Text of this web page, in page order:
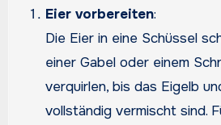
Eier vorbereiten:
Die Eier in eine Schüssel
einer Gabel oder einem
verquirlen, bis das Eigelb
vollständig vermischt sind.